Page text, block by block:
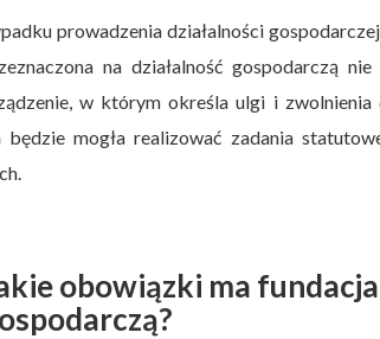
prowadzenia działalności
na działalność gospodarczą
w którym określa ulgi i
będzie mogła realizować zadania
obowiązki ma